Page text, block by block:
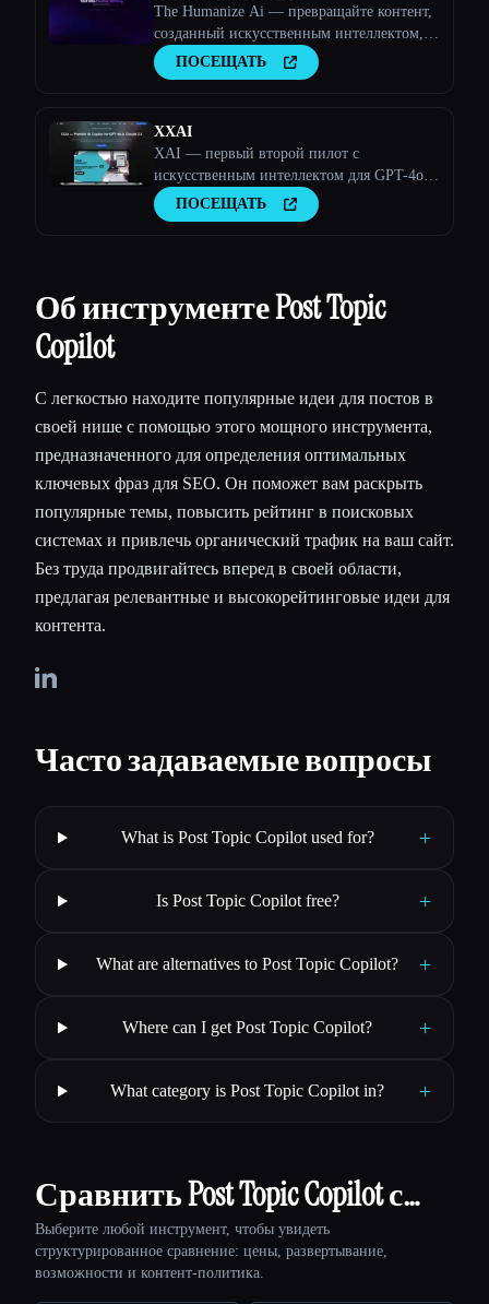
The Humanize Ai — превращайте контент,
созданный искусственным интеллектом, в
текст, написанный людьми
ПОСЕЩАТЬ
XXAI
XAI — первый второй пилот с
искусственным интеллектом для GPT-4o и
Claude 3.5
ПОСЕЩАТЬ
Об инструменте Post Topic
Copilot
С легкостью находите популярные идеи для постов в
своей нише с помощью этого мощного инструмента,
предназначенного для определения оптимальных
ключевых фраз для SEO. Он поможет вам раскрыть
популярные темы, повысить рейтинг в поисковых
системах и привлечь органический трафик на ваш сайт.
Без труда продвигайтесь вперед в своей области,
предлагая релевантные и высокорейтинговые идеи для
контента.
Часто задаваемые вопросы
What is Post Topic Copilot used for? +
Is Post Topic Copilot free? +
What are alternatives to Post Topic Copilot? +
Where can I get Post Topic Copilot? +
What category is Post Topic Copilot in? +
Сравнить Post Topic Copilot с…
Выберите любой инструмент, чтобы увидеть
структурированное сравнение: цены, развертывание,
возможности и контент-политика.